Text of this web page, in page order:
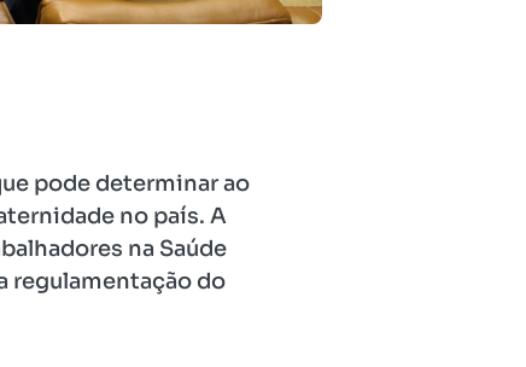
pode determinar ao
no país. A
na Saúde
regulamentação do